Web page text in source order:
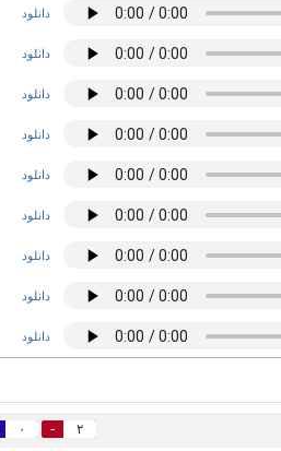
دانلود
دانلود
دانلود
دانلود
دانلود
دانلود
دانلود
دانلود
دانلود
۰ ۲ -